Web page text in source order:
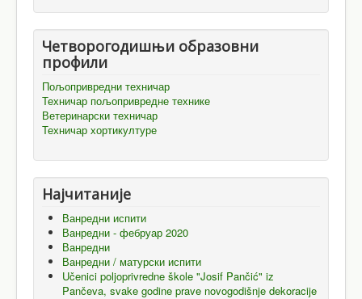
Четворогодишњи образовни
профили
Пољопривредни техничар
Техничар пољопривредне технике
Ветеринарски техничар
Техничар хортикултуре
Најчитаније
Ванредни испити
Ванредни - фебруар 2020
Ванредни
Ванредни / матурски испити
Učenici poljoprivredne škole "Josif Pančić" iz
Pančeva, svake godine prave novogodišnje dekoracije